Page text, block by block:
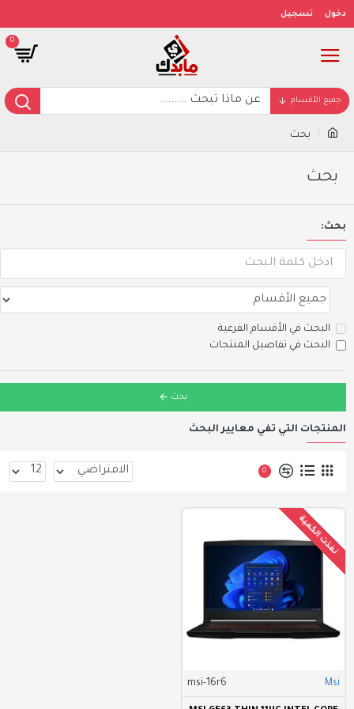
دخول تسجيل
0
جميع الأقسام
بحث
بحث
بحث:
البحث في الأقسام الفرعية
البحث في تفاصيل المنتجات
بحث
المنتجات التي تفي معايير البحث
0
نفذت الكمية
Msi
msi-16r6